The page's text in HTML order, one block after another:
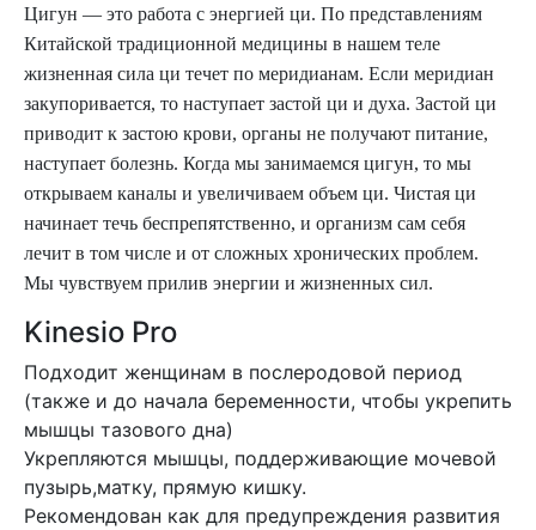
Цигун — это работа с энергией ци. По представлениям
Китайской традиционной медицины в нашем теле
жизненная сила ци течет по меридианам. Если меридиан
закупоривается, то наступает застой ци и духа. Застой ци
приводит к застою крови, органы не получают питание,
наступает болезнь. Когда мы занимаемся цигун, то мы
открываем каналы и увеличиваем объем ци. Чистая ци
начинает течь беспрепятственно, и организм сам себя
лечит в том числе и от сложных хронических проблем.
Мы чувствуем прилив энергии и жизненных сил.
Kinesio Pro
Подходит женщинам в послеродовой период
(также и до начала беременности, чтобы укрепить
мышцы тазового дна)
Укрепляются мышцы, поддерживающие мочевой
пузырь,матку, прямую кишку.
Рекомендован как для предупреждения развития